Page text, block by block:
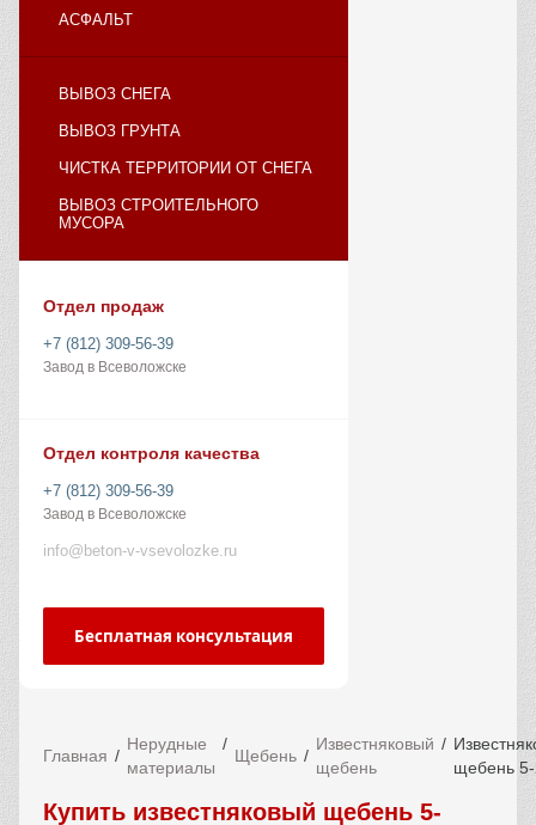
АСФАЛЬТ
ВЫВОЗ СНЕГА
ВЫВОЗ ГРУНТА
ЧИСТКА ТЕРРИТОРИИ ОТ СНЕГА
ВЫВОЗ СТРОИТЕЛЬНОГО
МУСОРА
Отдел продаж
+7 (812) 309-56-39
Завод в Всеволожске
Отдел контроля качества
+7 (812) 309-56-39
Завод в Всеволожске
info@beton-v-vsevolozke.ru
Бесплатная консультация
Главная
Нерудные
материалы
Щебень
Известняковый
щебень
щебень
Купить известняковый щебень 5-